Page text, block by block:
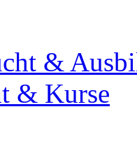
&
& Kurse